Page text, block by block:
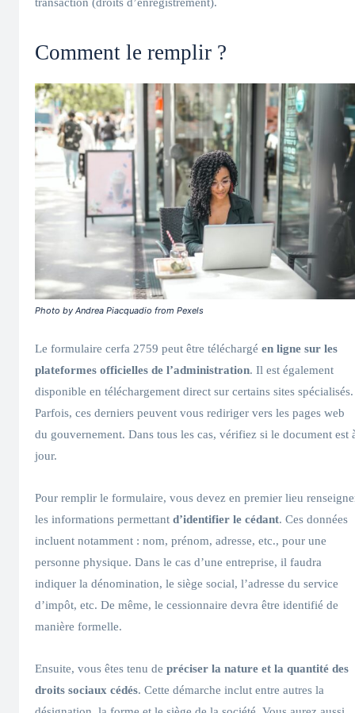
Comment le remplir ?
Photo by Andrea Piacquadio from Pexels
Le formulaire cerfa 2759 peut être téléchargé en ligne sur les
plateformes officielles de l’administration. Il est également
disponible en téléchargement direct sur certains sites spécialisés.
Parfois, ces derniers peuvent vous rediriger vers les pages web
du gouvernement. Dans tous les cas, vérifiez si le document est
jour.
Pour remplir le formulaire, vous devez en premier lieu
les informations permettant d’identifier le cédant. Ces données
incluent notamment : nom, prénom, adresse, etc., pour une
personne physique. Dans le cas d’une entreprise, il faudra
indiquer la dénomination, le siège social, l’adresse du service
d’impôt, etc. De même, le cessionnaire devra être identifié de
manière formelle.
Ensuite, vous êtes tenu de préciser la nature et la quantité des
droits sociaux cédés. Cette démarche inclut entre autres la